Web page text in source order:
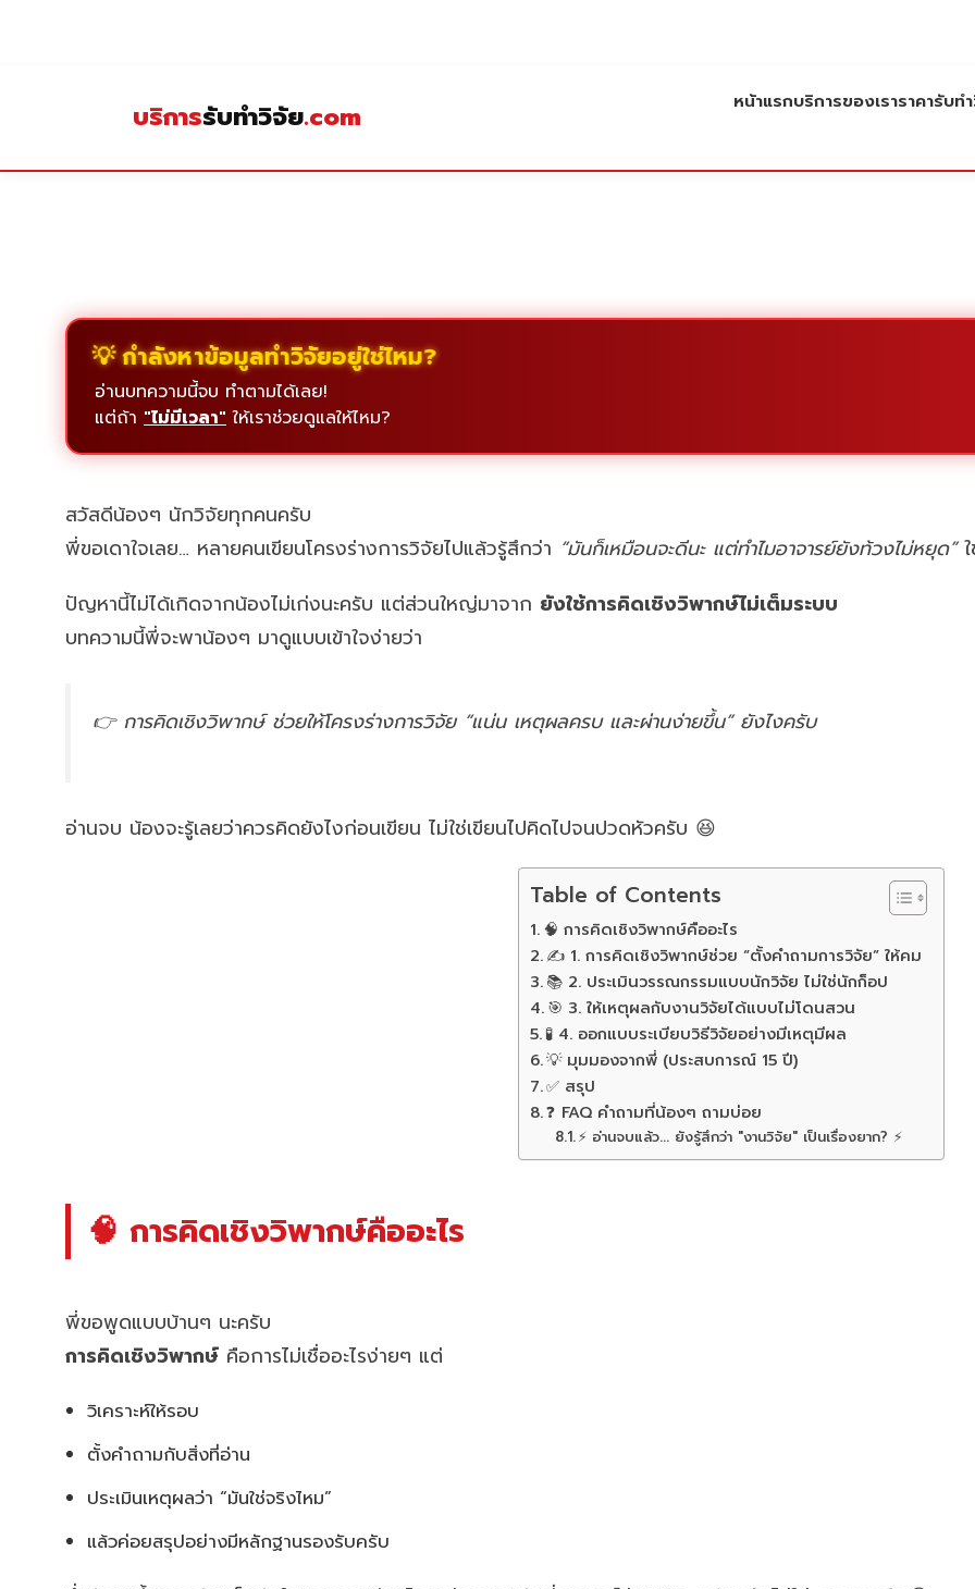
บริการรับทำวิจัย.com หน้าแรกบริการของเราราคารับท
💡 กำลังหาข้อมูลทำวิจัยอยู่ใช่ไหม?
อ่านบทความนี้จบ ทำตามได้เลย!
แต่ถ้า "ไม่มีเวลา" ให้เราช่วยดูแลให้ไหม?
สวัสดีน้องๆ นักวิจัยทุกคนครับ
พี่ขอเดาใจเลย… หลายคนเขียนโครงร่างการวิจัยไปแล้วรู้สึกว่า “มันก็เหมือนจะดีนะ แต่ทำไมอาจารย์ยังท้วงไม่หยุด”ใ
ปัญหานี้ไม่ได้เกิดจากน้องไม่เก่งนะครับ แต่ส่วนใหญ่มาจาก ยังใช้การคิดเชิงวิพากษ์ไม่เต็มระบบ
บทความนี้พี่จะพาน้องๆ มาดูแบบเข้าใจง่ายว่า
👉 การคิดเชิงวิพากษ์ช่วยให้โครงร่างการวิจัย “แน่น เหตุผลครบ และผ่านง่ายขึ้น” ยังไงครับ
อ่านจบ น้องจะรู้เลยว่าควรคิดยังไงก่อนเขียน ไม่ใช่เขียนไปคิดไปจนปวดหัวครับ 😆
Table of Contents
🧠 การคิดเชิงวิพากษ์คืออะไร
✍️ 1. การคิดเชิงวิพากษ์ช่วย “ตั้งคำถามการวิจัย” ให้คม
📚 2. ประเมินวรรณกรรมแบบนักวิจัย ไม่ใช่นักก็อป
🎯 3. ให้เหตุผลกับงานวิจัยได้แบบไม่โดนสวน
🧪 4. ออกแบบระเบียบวิธีวิจัยอย่างมีเหตุมีผล
💡 มุมมองจากพี่ (ประสบการณ์ 15 ปี)
✅ สรุป
❓ FAQ คำถามที่น้องๆ ถามบ่อย
⚡ อ่านจบแล้ว... ยังรู้สึกว่า "งานวิจัย" เป็นเรื่องยาก? ⚡
🧠 การคิดเชิงวิพากษ์คืออะไร
พี่ขอพูดแบบบ้านๆ นะครับ
การคิดเชิงวิพากษ์ คือการไม่เชื่ออะไรง่ายๆ แต่
วิเคราะห์ให้รอบ
ตั้งคำถามกับสิ่งที่อ่าน
ประเมินเหตุผลว่า “มันใช่จริงไหม”
แล้วค่อยสรุปอย่างมีหลักฐานรองรับครับ